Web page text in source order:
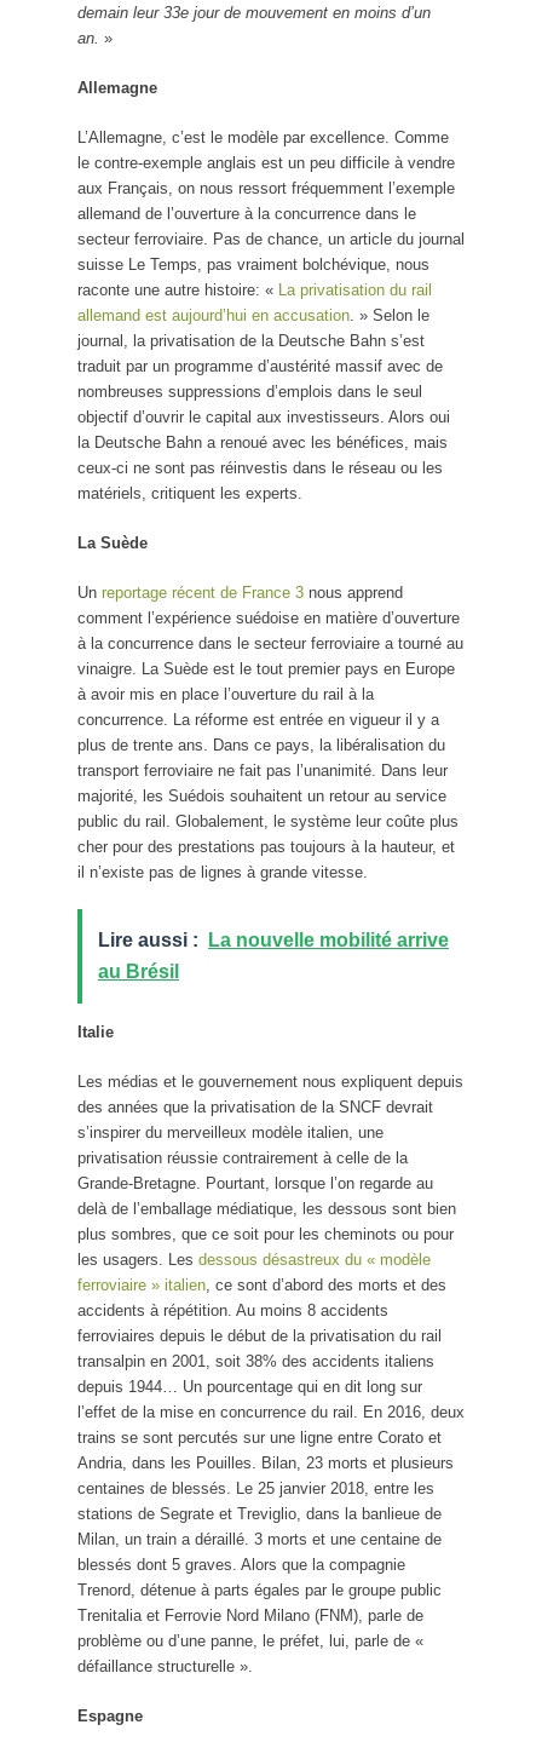
demain leur 33e jour de mouvement en moins d’un
an. »
Allemagne
L’Allemagne, c’est le modèle par excellence. Comme
le contre-exemple anglais est un peu difficile à vendre
aux Français, on nous ressort fréquemment l’exemple
allemand de l’ouverture à la concurrence dans le
secteur ferroviaire. Pas de chance, un article du journal
suisse Le Temps, pas vraiment bolchévique, nous
raconte une autre histoire: «
La privatisation du rail
allemand est aujourd’hui en accusation . » Selon le
journal, la privatisation de la Deutsche Bahn s’est
traduit par un programme d’austérité massif avec de
nombreuses suppressions d’emplois dans le seul
objectif d’ouvrir le capital aux investisseurs. Alors oui
la Deutsche Bahn a renoué avec les bénéfices, mais
ceux-ci ne sont pas réinvestis dans le réseau ou les
matériels, critiquent les experts.
La Suède
Un reportage récent de France 3 nous apprend
comment l’expérience suédoise en matière d’ouverture
à la concurrence dans le secteur ferroviaire a tourné au
vinaigre. La Suède est le tout premier pays en Europe
à avoir mis en place l’ouverture du rail à la
concurrence. La réforme est entrée en vigueur il y a
plus de trente ans. Dans ce pays, la libéralisation du
transport ferroviaire ne fait pas l’unanimité. Dans leur
majorité, les Suédois souhaitent un retour au service
public du rail. Globalement, le système leur coûte plus
cher pour des prestations pas toujours à la hauteur, et
il n’existe pas de lignes à grande vitesse.
Lire aussi :
La nouvelle mobilité arrive
au Brésil
Italie
Les médias et le gouvernement nous expliquent depuis
des années que la privatisation de la SNCF devrait
s’inspirer du merveilleux modèle italien, une
privatisation réussie contrairement à celle de la
Grande-Bretagne. Pourtant, lorsque l’on regarde au
delà de l’emballage médiatique, les dessous sont bien
plus sombres, que ce soit pour les cheminots ou pour
les usagers. Les dessous désastreux du « modèle
ferroviaire » italien , ce sont d’abord des morts et des
accidents à répétition. Au moins 8 accidents
ferroviaires depuis le début de la privatisation du rail
transalpin en 2001, soit 38% des accidents italiens
depuis 1944… Un pourcentage qui en dit long sur
l’effet de la mise en concurrence du rail. En 2016, deux
trains se sont percutés sur une ligne entre Corato et
Andria, dans les Pouilles. Bilan, 23 morts et plusieurs
centaines de blessés. Le 25 janvier 2018, entre les
stations de Segrate et Treviglio, dans la banlieue de
Milan, un train a déraillé. 3 morts et une centaine de
blessés dont 5 graves. Alors que la compagnie
Trenord, détenue à parts égales par le groupe public
Trenitalia et Ferrovie Nord Milano (FNM), parle de
problème ou d’une panne, le préfet, lui, parle de «
défaillance structurelle ».
Espagne